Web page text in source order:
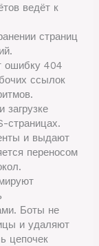
ведёт к
страниц
ошибку 404
ссылок
загрузке
страницах.
и выдают
переносом
Боты не
и удаляют
цепочек